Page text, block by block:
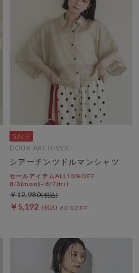
DOUX ARCHIVES
シアーチンツドルマンシャツ
セールアイテムALL10%OFF
8/3(mon)~8/7(fri)
￥5,192 60％OFF
￥12,980